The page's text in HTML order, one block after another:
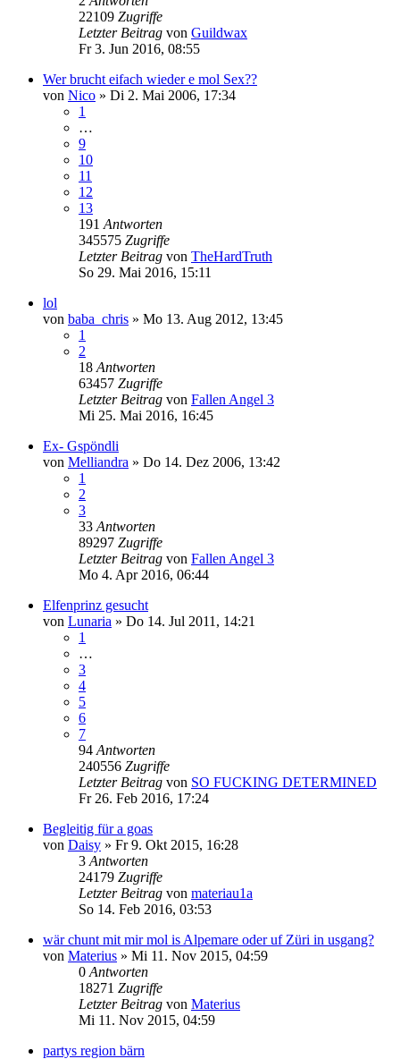
22109 Zugriffe
Letzter Beitrag von Guildwax
Fr 3. Jun 2016, 08:55
Wer brucht eifach wieder e mol Sex??
von Nico » Di 2. Mai 2006, 17:34
1
…
9
10
11
12
13
191 Antworten
345575 Zugriffe
Letzter Beitrag von TheHardTruth
So 29. Mai 2016, 15:11
lol
von baba_chris » Mo 13. Aug 2012, 13:45
1
2
18 Antworten
63457 Zugriffe
Letzter Beitrag von Fallen Angel 3
Mi 25. Mai 2016, 16:45
Ex- Gspöndli
von Melliandra » Do 14. Dez 2006, 13:42
1
2
3
33 Antworten
89297 Zugriffe
Letzter Beitrag von Fallen Angel 3
Mo 4. Apr 2016, 06:44
Elfenprinz gesucht
von Lunaria » Do 14. Jul 2011, 14:21
1
…
3
4
5
6
7
94 Antworten
240556 Zugriffe
Letzter Beitrag von SO FUCKING DETERMINED
Fr 26. Feb 2016, 17:24
Begleitig für a goas
von Daisy » Fr 9. Okt 2015, 16:28
3 Antworten
24179 Zugriffe
Letzter Beitrag von materiau1a
So 14. Feb 2016, 03:53
wär chunt mit mir mol is Alpemare oder uf Züri in usgang?
von Materius » Mi 11. Nov 2015, 04:59
0 Antworten
18271 Zugriffe
Letzter Beitrag von Materius
Mi 11. Nov 2015, 04:59
partys region bärn